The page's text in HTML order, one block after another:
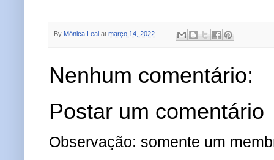
By Mônica Leal at março 14, 2022
Nenhum comentário:
Postar um comentário
Observação: somente um